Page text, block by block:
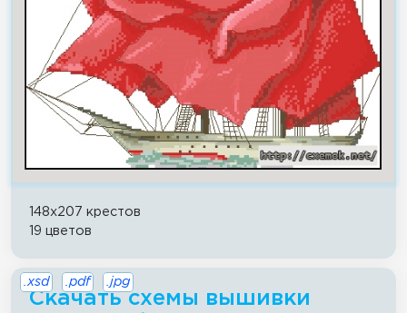
148x207 крестов
19 цветов
Скачать схемы вышивки
.xsd .pdf .jpg